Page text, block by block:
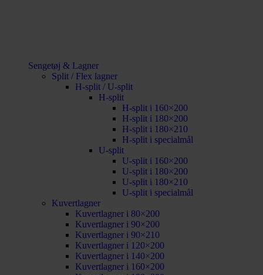
Sengetøj & Lagner
Split / Flex lagner
H-split / U-split
H-split
H-split i 160×200
H-split i 180×200
H-split i 180×210
H-split i specialmål
U-split
U-split i 160×200
U-split i 180×200
U-split i 180×210
U-split i specialmål
Kuvertlagner
Kuvertlagner i 80×200
Kuvertlagner i 90×200
Kuvertlagner i 90×210
Kuvertlagner i 120×200
Kuvertlagner i 140×200
Kuvertlagner i 160×200